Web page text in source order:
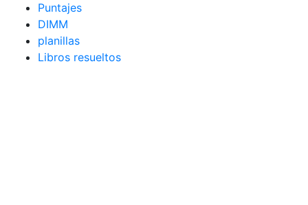
Puntajes
DIMM
planillas
Libros resueltos